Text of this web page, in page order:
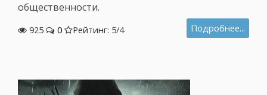
общественности.
925 0 Рейтинг: 5/4 Подробнее...